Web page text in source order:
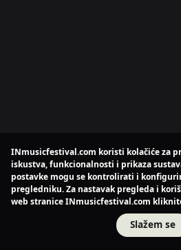
INmusicfestival.com koristi kolačiće za
iskustva, funkcionalnosti i prikaza
postavke mogu se kontrolirati i
pregledniku. Za nastavak pregleda i
web stranice INmusicfestival.com
Slažem se